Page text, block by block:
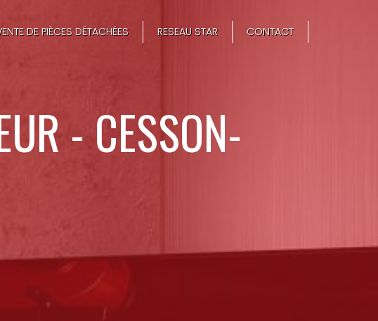
DE PIÈCES DÉTACHÉES RESEAU STAR CONTACT
- CESSON-